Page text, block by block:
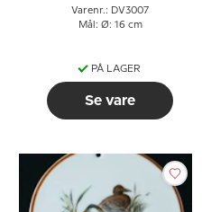
Varenr.: DV3007
Mål: Ø: 16 cm
PÅ LAGER
Se vare